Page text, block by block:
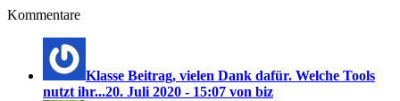
Kommentare
Klasse Beitrag, vielen Dank dafür. Welche Tools
nutzt ihr...20. Juli 2020 - 15:07 von biz